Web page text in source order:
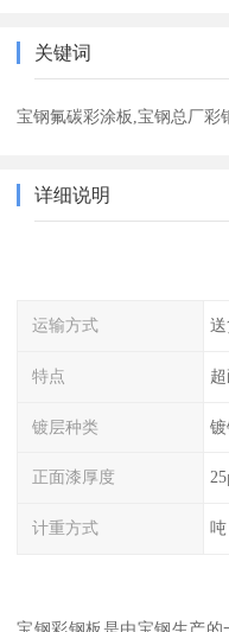
关键词
宝钢氟碳彩涂板,宝钢总厂彩
详细说明
运输方式
特点
镀层种类
正面漆厚度
计重方式 吨